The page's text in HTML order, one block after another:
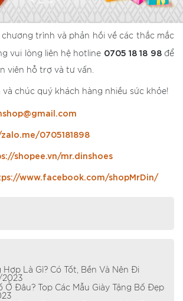
trình và phản hồi về các thắc mắc
vui lòng liên hệ hotline 0705 18 18 98để
viên hỗ trợ và tư vấn.
và chúc quý khách hàng nhiều sức khỏe!
0705181898
shopee.vn/mr.dinshoes
www.facebook.com/shopMrDin/
Hợp Là Gì? Có Tốt, Bền Và Nên Đi
Ở Đâu? Top Các Mẫu Giày Tặng Bố Đẹp